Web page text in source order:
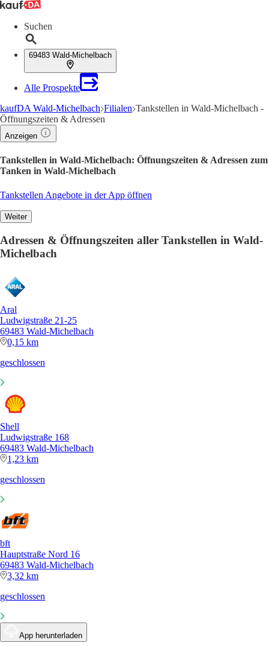
Suchen
69483 Wald-Michelbach
Alle Prospekte
kaufDA Wald-Michelbach Filialen Tankstellen in Wald-Michelbach -
Öffnungszeiten & Adressen
Anzeigen
Tankstellen in Wald-Michelbach: Öffnungszeiten & Adressen zum
Tanken in Wald-Michelbach
Tankstellen Angebote in der App öffnen
Weiter
Adressen & Öffnungszeiten aller Tankstellen in Wald-
Michelbach
Aral
Ludwigstraße 21-25
69483 Wald-Michelbach
0,15 km
geschlossen
Shell
Ludwigstraße 168
69483 Wald-Michelbach
1,23 km
geschlossen
bft
Hauptstraße Nord 16
69483 Wald-Michelbach
3,32 km
geschlossen
App herunterladen